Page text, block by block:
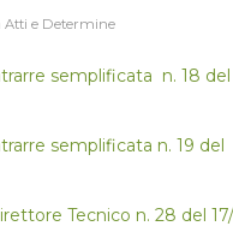
Atti e Determine
semplificata n. 18 del
semplificata n. 19 del
Tecnico n. 28 del